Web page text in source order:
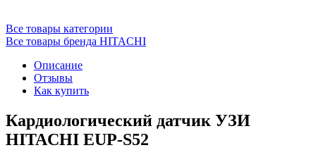
Все товары категории
Все товары бренда HITACHI
Описание
Отзывы
Как купить
Кардиологический датчик УЗИ
HITACHI EUP-S52